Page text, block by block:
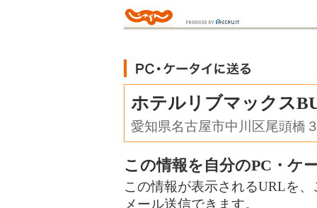
ホテルリブマックス
愛知県名古屋市中川区尾頭橋
この情報を自分のPC・ケ
この情報が表示されるURLを
メール送信できます。